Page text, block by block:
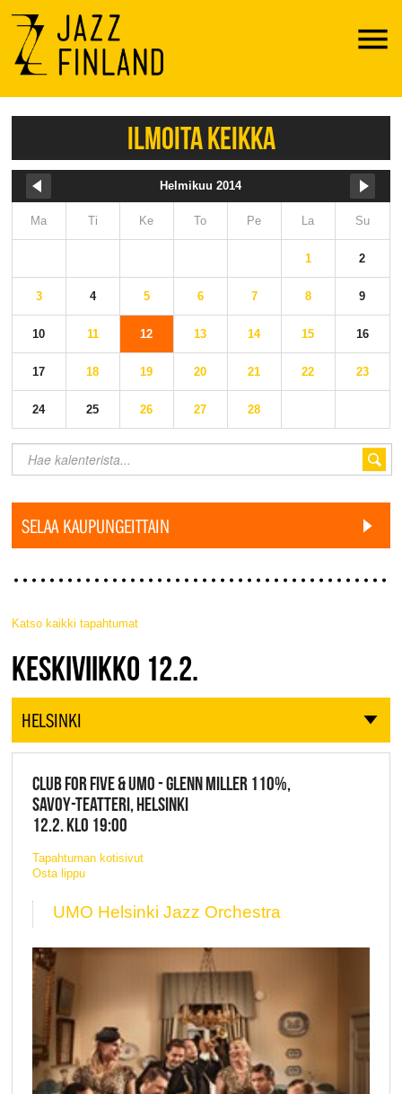
Menu
ILMOITA KEIKKA
Helmikuu 2014
Ma Ti Ke To Pe La Su
1 2
3 4 5 6 7 8 9
10 11 12 13 14 15 16
17 18 19 20 21 22 23
24 25 26 27 28
SELAA KAUPUNGEITTAIN
Katso kaikki tapahtumat
JAZZ FINLAND LIVE
KESKIVIIKKO 12.2.
HELSINKI
CLUB FOR FIVE & UMO - GLENN MILLER 110%,
SAVOY-TEATTERI, HELSINKI
12.2. KLO 19:00
Tapahtuman kotisivut
Osta lippu
UMO Helsinki Jazz Orchestra